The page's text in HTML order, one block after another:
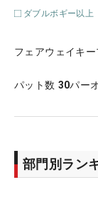
ダブルボギー以上
フェアウェイキー
パット数 30パー
部門別ラン